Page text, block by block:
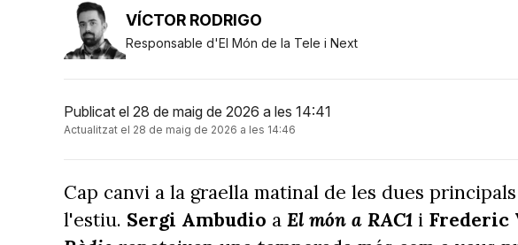
VÍCTOR RODRIGO
Responsable d'El Món de la Tele i Next
Publicat el 28 de maig de 2026 a les 14:41
Actualitzat el 28 de maig de 2026 a les 14:46
Cap canvi a la graella matinal de les dues
l'estiu. Sergi Ambudio a El món a RAC1 i Frederic